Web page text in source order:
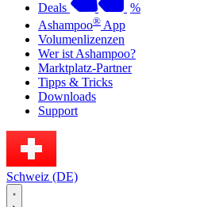
Deals
%
Ashampoo® App
Volumenlizenzen
Wer ist Ashampoo?
Marktplatz-Partner
Tipps & Tricks
Downloads
Support
Schweiz (DE)